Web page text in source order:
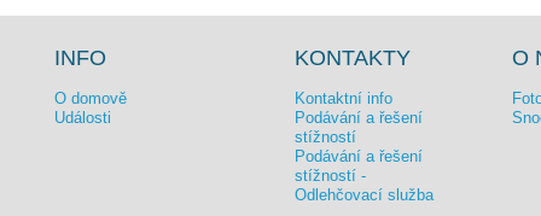
INFO
O domově
Události
KONTAKTY
Kontaktní info
Podávání a řešení
stížností
Podávání a řešení
stížností -
Odlehčovací služba
O